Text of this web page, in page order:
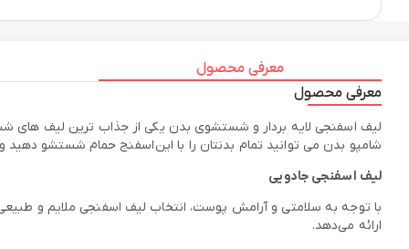
معرفی محصول
معرفی محصول
لیف اسفنجی لایه بردار و شستشوی بدن یکی از جذاب ترین لیف های
شامپو بدن می توانید تمام بدنتان را با این اسفنج حمام شستشو
لیف اسفنجی جادویی
با توجه به سلامتی و آرامش پوست، انتخاب لیف اسفنجی ملایم و
ارائه می‌دهد.